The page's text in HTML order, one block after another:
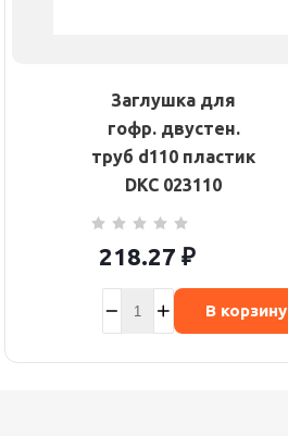
Заглушка для
гофр. двустен.
труб d110 пластик
DKC 023110
218.27 ₽
В корзину